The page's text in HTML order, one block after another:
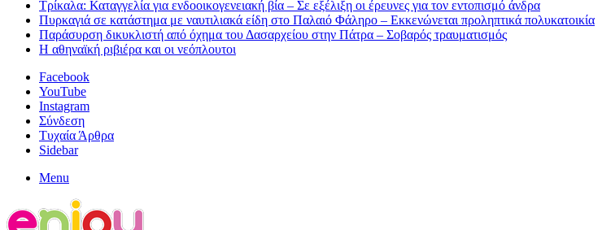
Τρίκαλα: Καταγγελία για ενδοοικογενειακή βία – Σε εξέλιξη οι έρευνες για τον εντοπισμό άνδρα
Πυρκαγιά σε κατάστημα με ναυτιλιακά είδη στο Παλαιό Φάληρο – Εκκενώνεται προληπτικά πολυκατοικία
Παράσυρση δικυκλιστή από όχημα του Δασαρχείου στην Πάτρα – Σοβαρός τραυματισμός
Η αθηναϊκή ριβιέρα και οι νεόπλουτοι
Facebook
YouTube
Instagram
Σύνδεση
Τυχαία Άρθρα
Sidebar
Menu